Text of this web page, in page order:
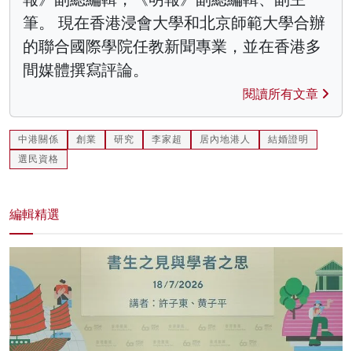
筆。 現在香港浸會大學和北京師範大學合辦
的聯合國際學院任教新聞專業，並在香港多
間媒體撰寫評論。
閱讀所有文章
中港關係 創業 研究 李家超 居內地港人
結婚證明
選民資格
編輯精選